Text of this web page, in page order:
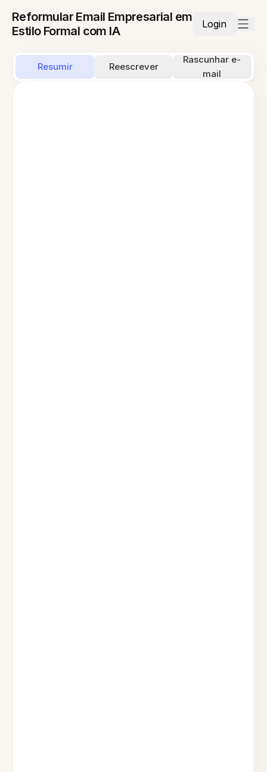
Reformular Email Empresarial em
Estilo Formal com IA
Login
Resumir Reescrever
Rascunhar e-
mail